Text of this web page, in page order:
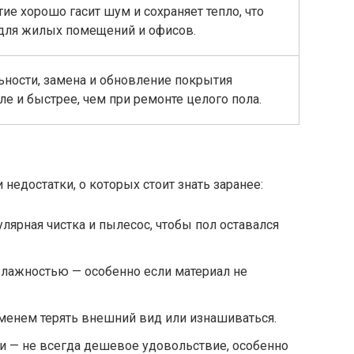
хорошо гасит шум и сохраняет тепло, что
жилых помещений и офисов.
замена и обновление покрытия
и быстрее, чем при ремонте целого пола.
о которых стоит знать заранее:
чистка и пылесос, чтобы пол оставался
— особенно если материал не
терять внешний вид или изнашиваться.
— не всегда дешевое удовольствие, особенно